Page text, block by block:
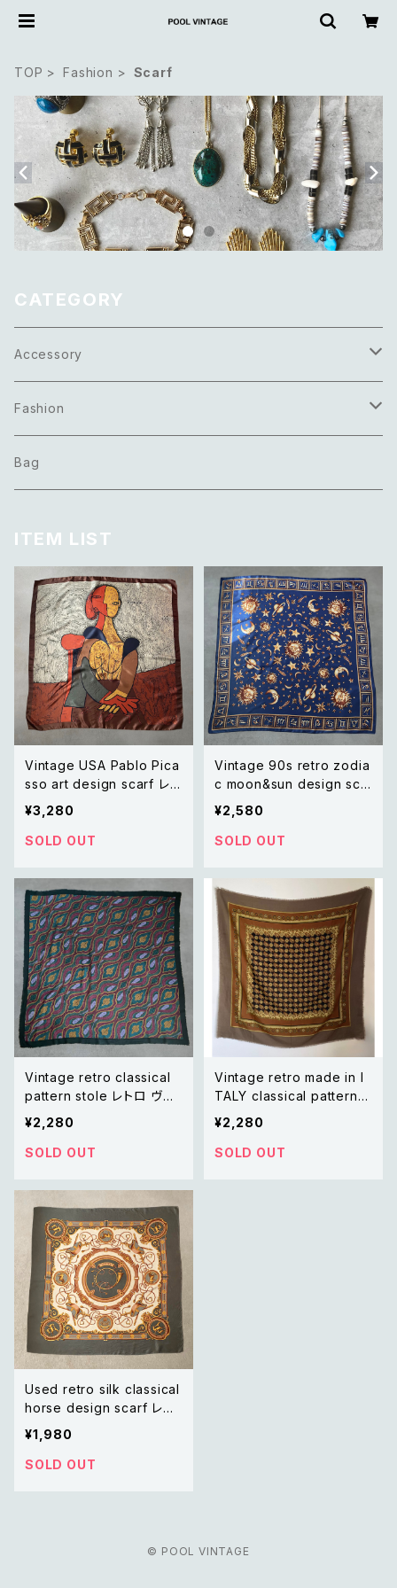
TOP Fashion Scarf
CATEGORY
Accessory
Necklace
Pierce
Bracelet
Ring
Brooch
Belt
Hair accessory
Fashion
Tops
Onepiece
Outer
Scarf
Others
Bag
ITEM LIST
Vintage USA Pablo Pica
sso art design scarf レト
ロ アメリカ ヴィンテージ パ
ブロ・ピカソ アート デザイ
ン 大判 スカーフ
¥3,280
SOLD OUT
Vintage 90s retro zodia
c moon&sun design sca
rf レトロ ヴィンテージ 星座
月と太陽 デザイン ネイビー
大判 スカーフ
¥2,580
SOLD OUT
Vintage retro classical
pattern stole レトロ ヴィ
ンテージ クラシカル柄 スト
ール
¥2,280
SOLD OUT
Vintage retro made in I
TALY classical pattern s
tole レトロ ヴィンテージ イ
タリア製 クラシカル柄 大判
ストール
¥2,280
SOLD OUT
Used retro silk classical
horse design scarf レト
ロ ユーズド シルク クラシ
カル 馬柄 デザイン 大判 ス
カーフ
¥1,980
SOLD OUT
© POOL VINTAGE